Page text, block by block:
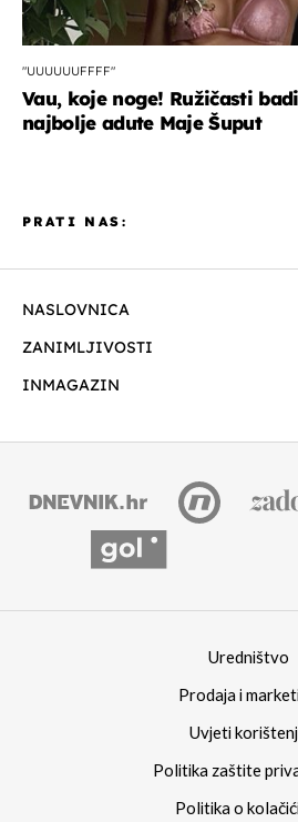
"UUUUUUFFFF"
Vau, koje noge! Ružičasti
najbolje adute Maje Šuput
NASLOVNICA
ZANIMLJIVOSTI
INMAGAZIN
PRATI NAS:
Uredništvo
Prodaja i
Uvjeti
Politika zaštite
Politika o